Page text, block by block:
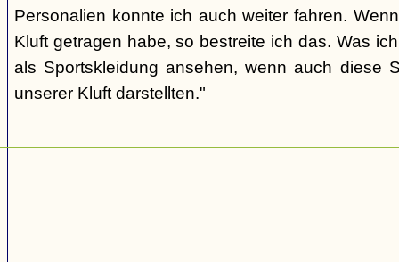
Personalien konnte ich auch weiter fahren.
Kluft getragen habe, so bestreite ich das. Was
als Sportskleidung ansehen, wenn auch diese
unserer Kluft darstellten."